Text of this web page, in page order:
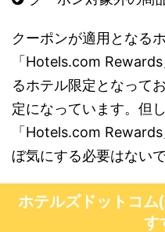
クーポンが適用となる
「Hotels.com
るホテル限定となって
定になっています。但
「Hotels.com
ぼ気にする必要はないで
ホテルズドットコ
す